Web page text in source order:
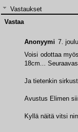
Vastaukset
Anonyymi 7.
Voisi odottaa
18cm...
Ja tietenkin
Avustus Elimen
Kyllä näitä vitsi
Vastaa